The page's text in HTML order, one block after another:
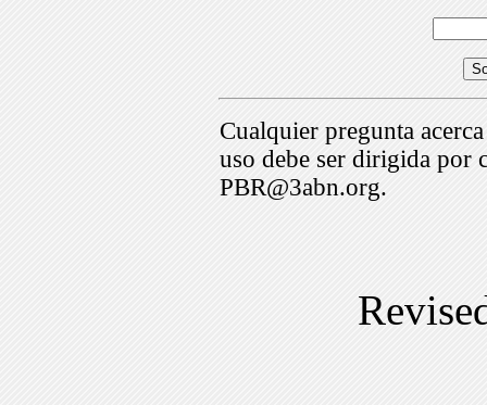
Cualquier pregunta
uso debe ser dirigida por
PBR@3abn.org.